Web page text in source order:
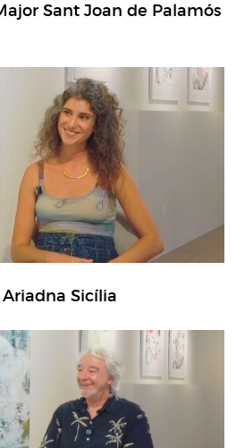
Sant Joan de Palamós
Sicília